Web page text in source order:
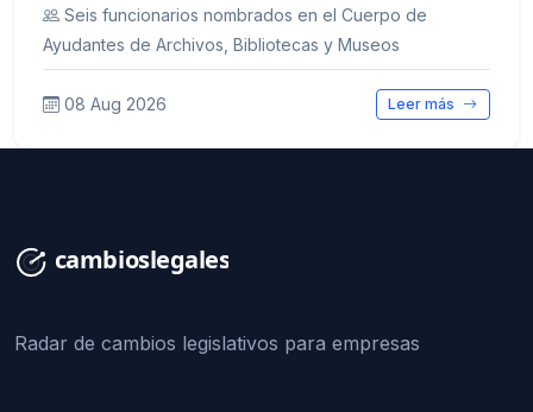
Seis funcionarios nombrados en el Cuerpo de
Ayudantes de Archivos, Bibliotecas y Museos
08 Aug 2026 Leer más
Radar de cambios legislativos para empresas